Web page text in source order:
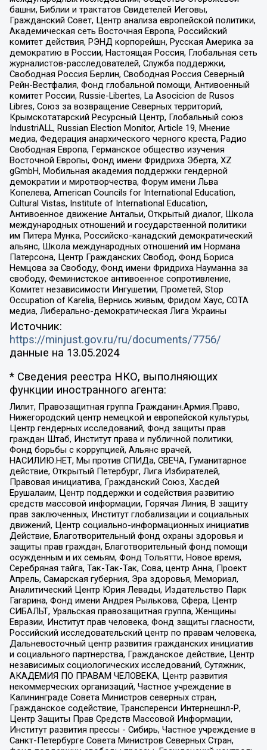
башни, Библии и трактатов Свидетелей Иеговы,
Гражданский Совет, Центр анализа европейской политики,
Академическая сеть Восточная Европа, Российский
комитет действия, РЭНД корпорейшн, Русская Америка за
демократию в России, Настоящая Россия, Глобальная сеть
журналистов-расследователей, Служба поддержки,
Свободная Россия Берлин, Свободная Россия Северный
Рейн-Вестфалия, Фонд глобальной помощи, Антивоенный
комитет России, Russie-Libertes, La Asocicion de Rusos
Libres, Союз за возвращение Северных территорий,
Крымскотатарский Ресурсный Центр, Глобальный союз
IndustriALL, Russian Election Monitor, Article 19, Мнение
медиа, Федерация анархического черного креста, Радио
Свободная Европа, Германское общество изучения
Восточной Европы, Фонд имени Фридриха Эберта, XZ
gGmbH, Мобильная академия поддержки гендерной
демократии и миротворчества, Форум имени Льва
Копелева, American Councils for International Education,
Cultural Vistas, Institute of International Education,
Антивоенное движение Антальи, Открытый диалог, Школа
международных отношений и государственной политики
им Питера Мунка, Российско-канадский демократический
альянс, Школа международных отношений им Нормана
Патерсона, Центр Гражданских Свобод, Фонд Бориса
Немцова за Свободу, Фонд имени Фридриха Науманна за
свободу, Феминистское антивоенное сопротивление,
Комитет независимости Ингушетии, Прометей, Stop
Occupation of Karelia, Вернись живым, Фридом Хаус, СОТА
медиа, Либерально-демократическая Лига Украины
Источник:
https://minjust.gov.ru/ru/documents/7756/
данные на 13.05.2024
* Сведения реестра НКО, выполняющих
функции иностранного агента:
Лилит, Правозащитная группа Гражданин.Армия.Право,
Нижегородский центр немецкой и европейской культуры,
Центр гендерных исследований, Фонд защиты прав
граждан Штаб, Институт права и публичной политики,
Фонд борьбы с коррупцией, Альянс врачей,
НАСИЛИЮ.НЕТ, Мы против СПИДа, СВЕЧА, Гуманитарное
действие, Открытый Петербург, Лига Избирателей,
Правовая инициатива, Гражданский Союз, Хасдей
Ерушалаим, Центр поддержки и содействия развитию
средств массовой информации, Горячая Линия, В защиту
прав заключенных, Институт глобализации и социальных
движений, Центр социально-информационных инициатив
Действие, Благотворительный фонд охраны здоровья и
защиты прав граждан, Благотворительный фонд помощи
осужденным и их семьям, Фонд Тольятти, Новое время,
Серебряная тайга, Так-Так-Так, Сова, центр Анна, Проект
Апрель, Самарская губерния, Эра здоровья, Мемориал,
Аналитический Центр Юрия Левады, Издательство Парк
Гагарина, Фонд имени Андрея Рылькова, Сфера, Центр
СИБАЛЬТ, Уральская правозащитная группа, Женщины
Евразии, Институт прав человека, Фонд защиты гласности,
Российский исследовательский центр по правам человека,
Дальневосточный центр развития гражданских инициатив
и социального партнерства, Гражданское действие, Центр
независимых социологических исследований, Сутяжник,
АКАДЕМИЯ ПО ПРАВАМ ЧЕЛОВЕКА, Центр развития
некоммерческих организаций, Частное учреждение в
Калининграде Совета Министров северных стран,
Гражданское содействие, Трансперенси Интернешнл-Р,
Центр Защиты Прав Средств Массовой Информации,
Институт развития прессы - Сибирь, Частное учреждение в
Санкт-Петербурге Совета Министров Северных Стран,